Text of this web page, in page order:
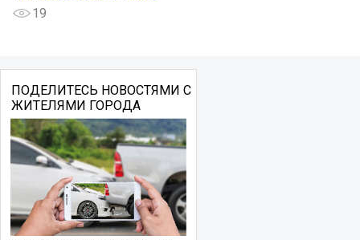
19
ПОДЕЛИТЕСЬ НОВОСТЯМИ С
ЖИТЕЛЯМИ ГОРОДА